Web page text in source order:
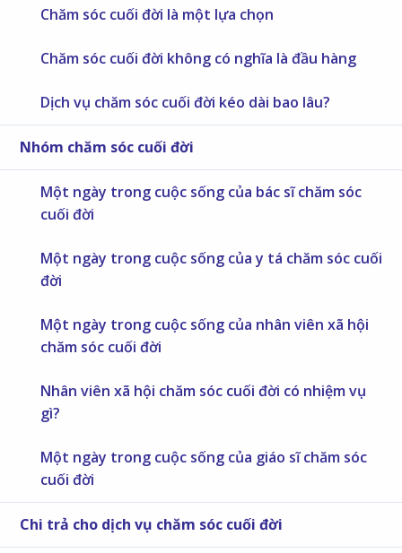
Chăm sóc cuối đời là một lựa chọn
Chăm sóc cuối đời không có nghĩa là đầu hàng
Dịch vụ chăm sóc cuối đời kéo dài bao lâu?
Nhóm chăm sóc cuối đời
Một ngày trong cuộc sống của bác sĩ chăm sóc
cuối đời
Một ngày trong cuộc sống của y tá chăm sóc cuối
đời
Một ngày trong cuộc sống của nhân viên xã hội
chăm sóc cuối đời
Nhân viên xã hội chăm sóc cuối đời có nhiệm vụ
gì?
Một ngày trong cuộc sống của giáo sĩ chăm sóc
cuối đời
Chi trả cho dịch vụ chăm sóc cuối đời